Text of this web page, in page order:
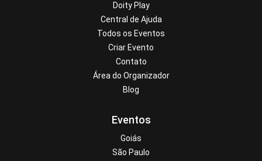
Doity Play
Central de Ajuda
Todos os Eventos
Criar Evento
Contato
Área do Organizador
Blog
Eventos
Goiás
São Paulo